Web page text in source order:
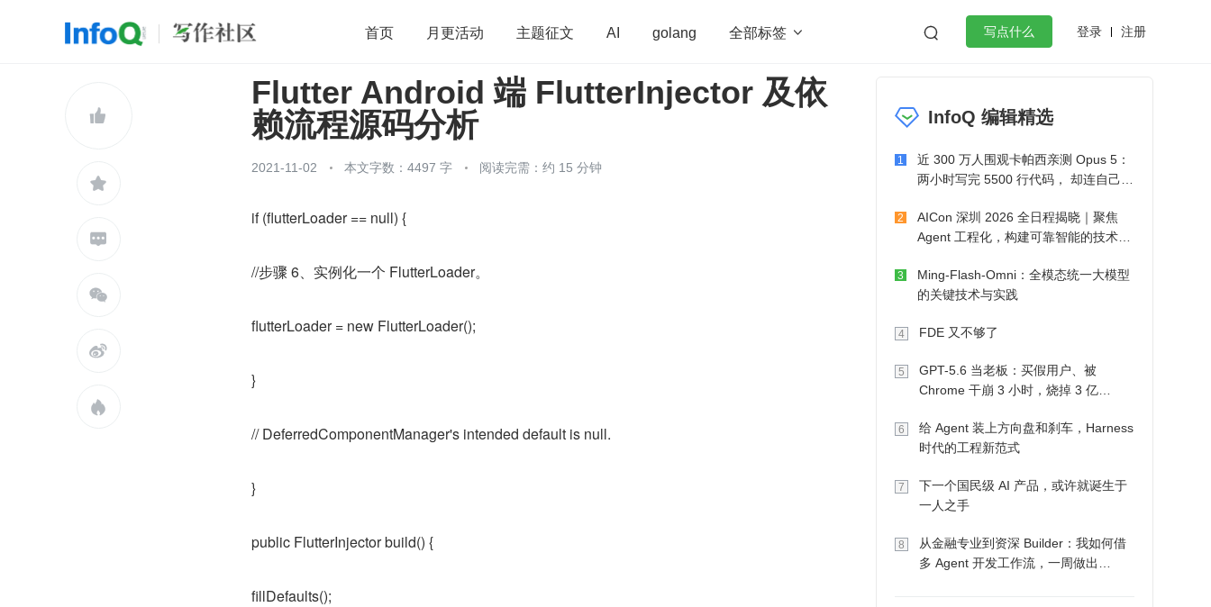
首页 月更活动 主题征文 AI golang 全部标签   写点什么 登录 注册
开源 架构 OpenHarmony 算法 学习方法 Web3.0 高效工作
前端 团队管理 程序员 运维 微服务架构 flutter






Flutter Android 端 FlutterInjector 及依
赖流程源码分析
2021-11-02 本文字数：4497 字 阅读完需：约 15 分钟
if (flutterLoader == null) {
//步骤 6、实例化一个 FlutterLoader。
flutterLoader = new FlutterLoader();
}
// DeferredComponentManager's intended default is null.
}
public FlutterInjector build() {
fillDefaults();
InfoQ 编辑精选
1
近 300 万人围观卡帕西亲测 Opus 5：
两小时写完 5500 行代码， 却连自己写
2
AICon 深圳 2026 全日程揭晓｜聚焦
Agent 工程化，构建可靠智能的技术路
3
Ming-Flash-Omni：全模态统一大模型
的关键技术与实践
4 FDE 又不够了
5
GPT-5.6 当老板：买假用户、被
Chrome 干崩 3 小时，烧掉 3 亿
6
给 Agent 装上方向盘和刹车，Harness
时代的工程新范式
7
下一个国民级 AI 产品，或许就诞生于
一人之手
8
从金融专业到资深 Builder：我如何借
多 Agent 开发工作流，一周做出